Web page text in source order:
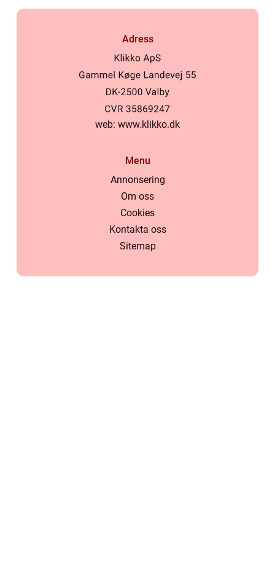
Adress
web: www.klikko.dk
Menu
Annonsering
Om oss
Cookies
Kontakta oss
Sitemap